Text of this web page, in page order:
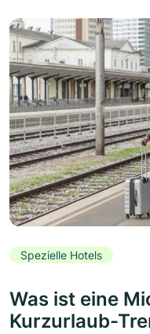
Spezielle Hotels
Was ist eine
Kurzurlaub-